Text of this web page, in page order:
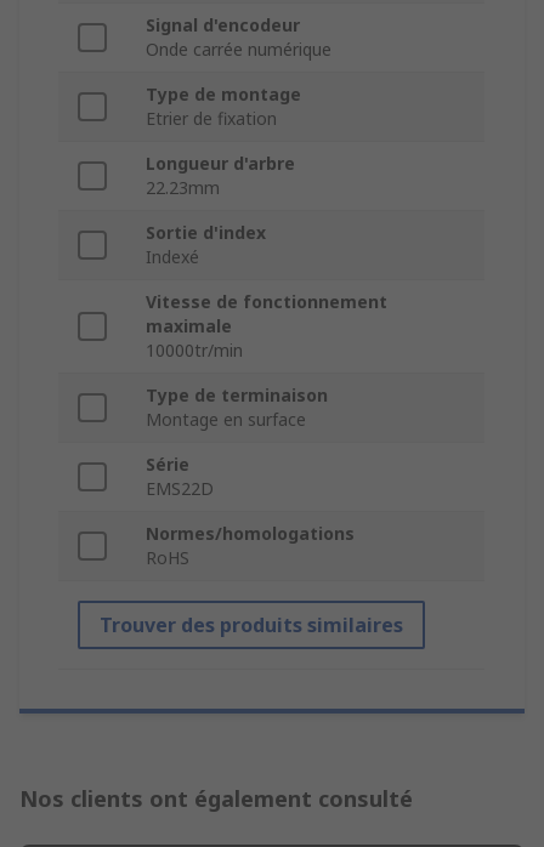
Signal d'encodeur
Onde carrée numérique
Type de montage
Etrier de fixation
Longueur d'arbre
22.23mm
Sortie d'index
Indexé
Vitesse de fonctionnement
maximale
10000tr/min
Type de terminaison
Montage en surface
Série
EMS22D
Normes/homologations
RoHS
Trouver des produits similaires
Nos clients ont également consulté